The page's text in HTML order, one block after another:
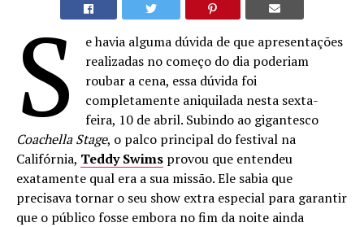
S
e havia alguma dúvida de que apresentações
realizadas no começo do dia poderiam
roubar a cena, essa dúvida foi
completamente aniquilada nesta sexta-
feira, 10 de abril. Subindo ao gigantesco
Coachella Stage, o palco principal do festival na
Califórnia, Teddy Swims provou que entendeu
exatamente qual era a sua missão. Ele sabia que
precisava tornar o seu show extra especial para garantir
que o público fosse embora no fim da noite ainda